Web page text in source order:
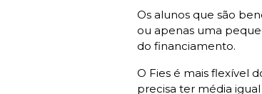
Os alunos que são
ou apenas uma
do financiamento.
O Fies é mais flexível
precisa ter média